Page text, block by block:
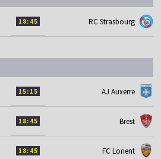
18:45 RC Strasbourg
15:15 AJ Auxerre
18:45 Brest
18:45 FC Lorient